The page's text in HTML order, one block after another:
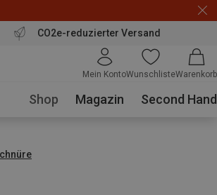
CO2e-reduzierter Versand
Mein KontoWunschlisteWarenkorb
Shop Magazin Second Hand